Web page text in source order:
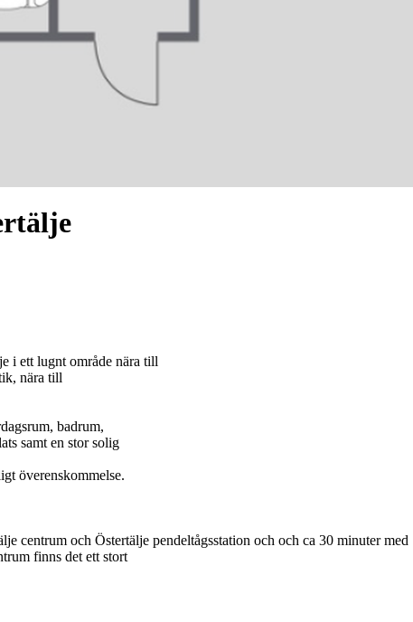
i ett lugnt område nära till
nära till
badrum,
samt en stor solig
överenskommelse.
centrum och Östertälje pendeltågsstation och och ca 30 minuter med
finns det ett stort